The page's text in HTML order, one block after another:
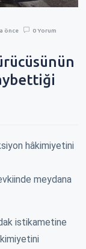
önce 0 Yorum
hâkimiyetini
meydana
istikametine